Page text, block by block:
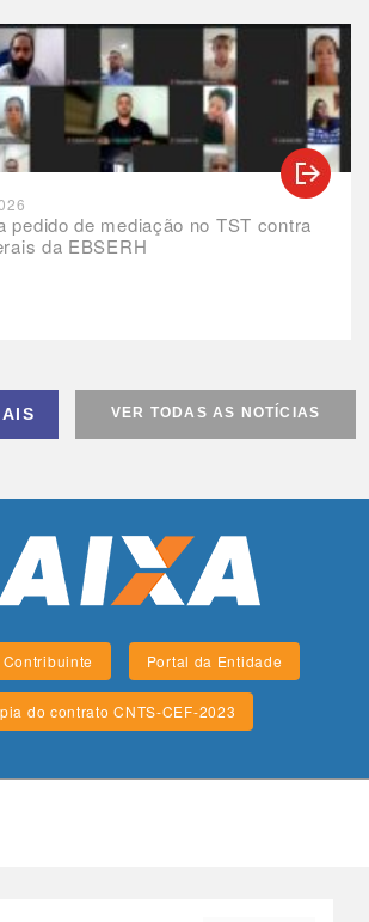
pedido de mediação no TST contra
da EBSERH
VER TODAS AS NOTÍCIAS
Portal da Entidade
do contrato CNTS-CEF-2023